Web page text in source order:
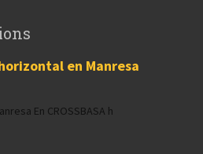
en Manresa
En CROSSBASA h